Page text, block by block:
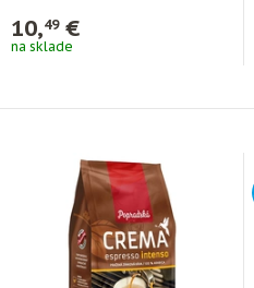
10,49€
na sklade